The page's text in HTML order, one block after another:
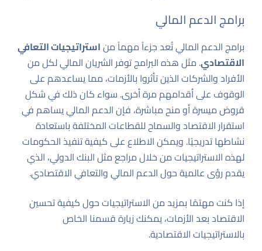
برامج الدعم المالي
برامج الدعم المالي تُعد جزءاً مهماً مناستراتيجيات التعافي
الاقتصادي. مثل هذه البرامج توفر الشريان المالي لكل من
الأفراد والشركات الذين تأثروا بالأزمات، مما يساعدهم على
الوقوف على أقدامهم مرة أخرى. سواء كان ذلك في شكل
قروض ميسرة أو منح مباشرة، فإن الدعم المالي يساهم في
استقرار الاقتصاد والسماح للقطاعات المختلفة باستعادة
نشاطها تدريجيًا. ويمكن الاطلاع على كيفية تنفيذ الحكومات
لهذه الاستراتيجيات من خلال مراجع مثلالبنك الدولي، الذي
يقدم رؤى عالمية حول الدعم المالي والتعافي الاقتصادي.
إذا كنت مهتمًا بمزيد من الاستراتيجيات حول كيفية تحسين
الاقتصاد بعد الأزمات، يمكنك زيارة قسمنا الخاص
بالاستراتيجيات الاقتصادية.